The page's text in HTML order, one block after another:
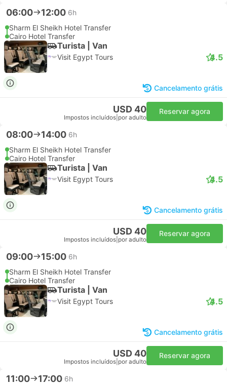
06:00 12:00 6h
Sharm El Sheikh Hotel Transfer
Cairo Hotel Transfer
Turista | Van
Visit Egypt Tours 4.5
Cancelamento grátis
USD 40
Impostos incluídos por adulto
Reservar agora
08:00 14:00 6h
Sharm El Sheikh Hotel Transfer
Cairo Hotel Transfer
Turista | Van
Visit Egypt Tours 4.5
Cancelamento grátis
USD 40
Impostos incluídos por adulto
Reservar agora
09:00 15:00 6h
Sharm El Sheikh Hotel Transfer
Cairo Hotel Transfer
Turista | Van
Visit Egypt Tours 4.5
Cancelamento grátis
USD 40
Impostos incluídos por adulto
Reservar agora
11:00 17:00 6h